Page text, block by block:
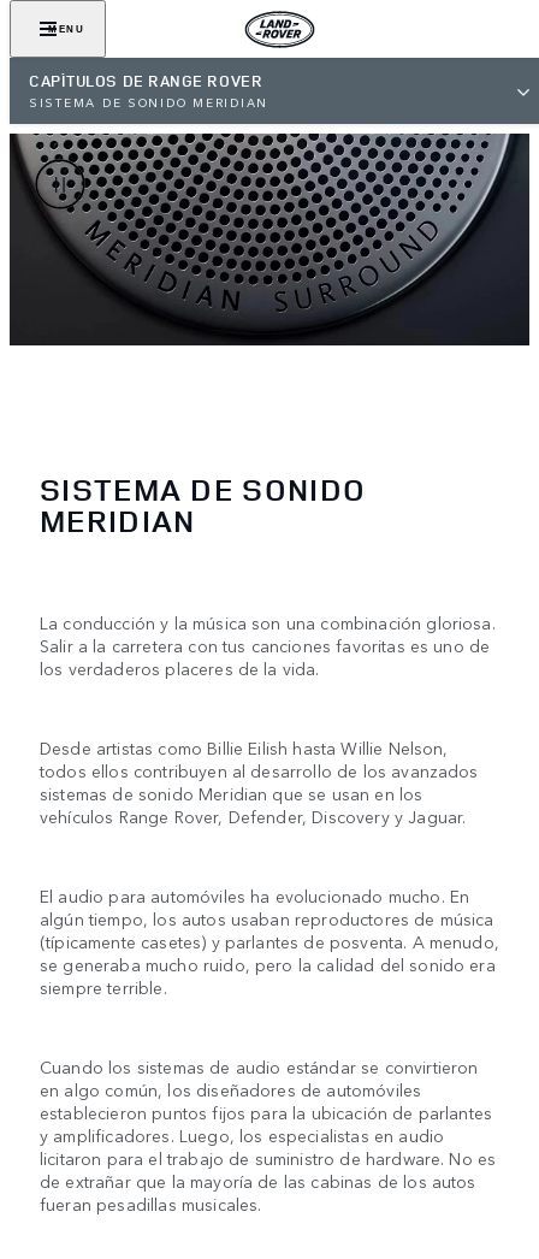
MENU
CAPÍTULOS DE RANGE ROVER
SISTEMA DE SONIDO MERIDIAN
SISTEMA DE SONIDO
MERIDIAN
La conducción y la música son una combinación gloriosa.
Salir a la carretera con tus canciones favoritas es uno de
los verdaderos placeres de la vida.
Desde artistas como Billie Eilish hasta Willie Nelson,
todos ellos contribuyen al desarrollo de los avanzados
sistemas de sonido Meridian que se usan en los
vehículos Range Rover, Defender, Discovery y Jaguar.
El audio para automóviles ha evolucionado mucho. En
algún tiempo, los autos usaban reproductores de música
(típicamente casetes) y parlantes de posventa. A menudo,
se generaba mucho ruido, pero la calidad del sonido era
siempre terrible.
Cuando los sistemas de audio estándar se convirtieron
en algo común, los diseñadores de automóviles
establecieron puntos fijos para la ubicación de parlantes
y amplificadores. Luego, los especialistas en audio
licitaron para el trabajo de suministro de hardware. No es
de extrañar que la mayoría de las cabinas de los autos
fueran pesadillas musicales.